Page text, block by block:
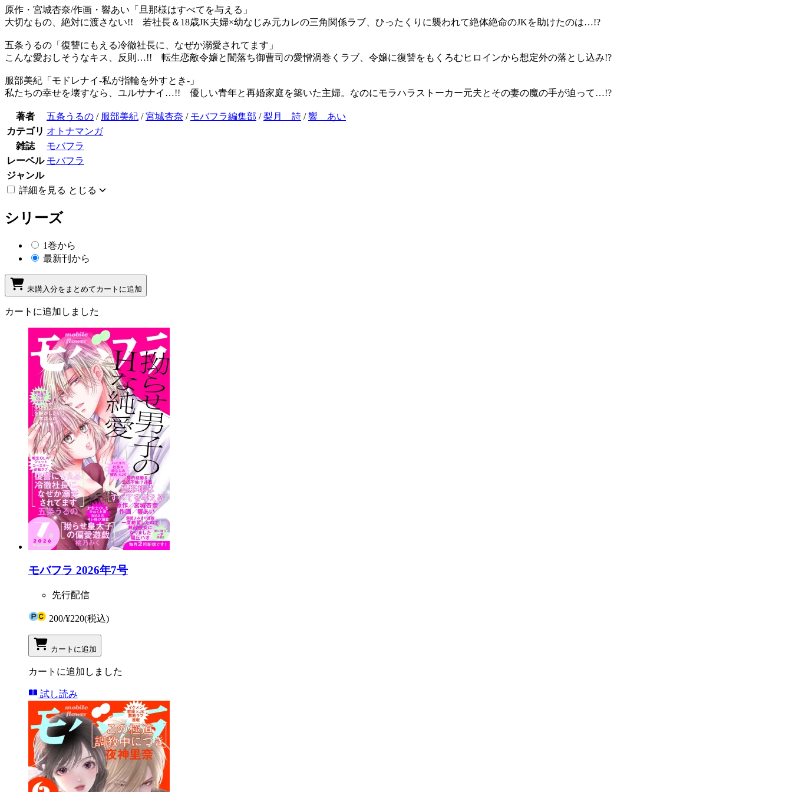
原作・宮城杏奈/作画・響あい「旦那様はすべてを与える」
大切なもの、絶対に渡さない!! 若社長＆18歳JK夫婦×幼なじみ元カレの三角関係ラブ、ひったくりに襲われて絶体絶命のJKを助けたのは…!?
五条うるの「復讐にもえる冷徹社長に、なぜか溺愛されてます」
こんな愛おしそうなキス、反則…!! 転生恋敵令嬢と闇落ち御曹司の愛憎渦巻くラブ、令嬢に復讐をもくろむヒロインから想定外の落とし込み!?
服部美紀「モドレナイ-私が指輪を外すとき-」
私たちの幸せを壊すなら、ユルサナイ…!! 優しい青年と再婚家庭を築いた主婦。なのにモラハラストーカー元夫とその妻の魔の手が迫って…!?
著者 五条うるの / 服部美紀 /宮城杏奈 / モバフラ編集部 /梨月 詩 /響 あい
カテゴリ オトナマンガ
雑誌
モバフラ
レーベル モバフラ
ジャンル
詳細を見る とじる
シリーズ
1巻から
最新刊から
未購入分をまとめてカートに追加
カートに追加しました
モバフラ 2026年7号
先行配信
200/¥220(税込)
カートに追加
カートに追加しました
試し読み